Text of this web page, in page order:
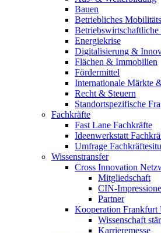
Bauen
Betriebliches
Betriebswirtschaftliche
Energiekrise
Digitalisierung &
Flächen & Immobilien
Fördermittel
Internationale Märkte
Recht & Steuern
Standortspezifische
Fachkräfte
Fast Lane Fachkräfte
Ideenwerkstatt
Umfrage
Wissenstransfer
Cross Innovation
Mitgliedschaft
CIN-
Partner
Kooperation Frankfurt
Wissenschaft
Karrieremesse